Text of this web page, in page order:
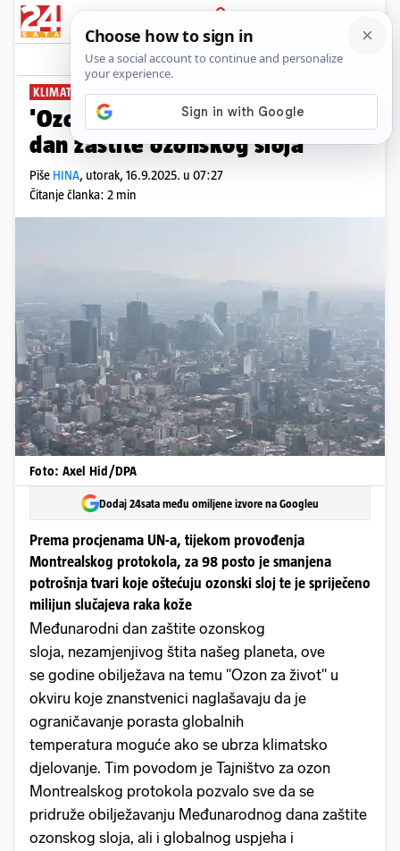
PRIJAVA
News Komentari
KLIMATSKO DJELOVANJE
'Ozon za život: Međunarodni
dan zaštite ozonskog sloja
Piše HINA, utorak, 16.9.2025. u 07:27
Čitanje članka: 2 min
Foto: Axel Hid/DPA
Dodaj 24sata među omiljene izvore na Googleu
Prema procjenama UN-a, tijekom provođenja
Montrealskog protokola, za 98 posto je smanjena
potrošnja tvari koje oštećuju ozonski sloj te je spriječeno
milijun slučajeva raka kože
Međunarodni dan zaštite ozonskog
sloja, nezamjenjivog štita našeg planeta, ove
se godine obilježava na temu "Ozon za život" u
okviru koje znanstvenici naglašavaju da je
ograničavanje porasta globalnih
temperatura moguće ako se ubrza klimatsko
djelovanje. Tim povodom je Tajništvo za ozon
Montrealskog protokola pozvalo sve da se
pridruže obilježavanju Međunarodnog dana zaštite
ozonskog sloja, ali i globalnog uspjeha i